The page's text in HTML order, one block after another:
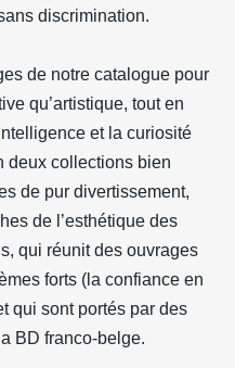
discrimination.
de notre catalogue pour
qu’artistique, tout en
et la curiosité
deux collections bien
de pur divertissement,
de l’esthétique des
qui réunit des ouvrages
forts (la confiance en
qui sont portés par des
BD franco-belge.